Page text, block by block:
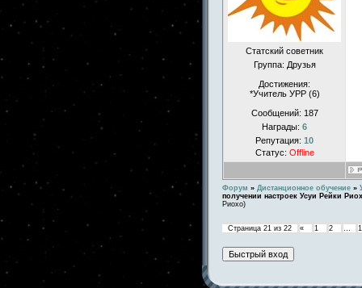
Статский советник
Группа: Друзья
Достижения:
*Учитель УРР (6)
Сообщений: 187
Награды: 6
Репутация: 10
Статус: Offline
Форум » Дистанционное обучение »
получении настроек Усуи Рейки
Риохо)
Страница 21 из 22 « 1 2 …